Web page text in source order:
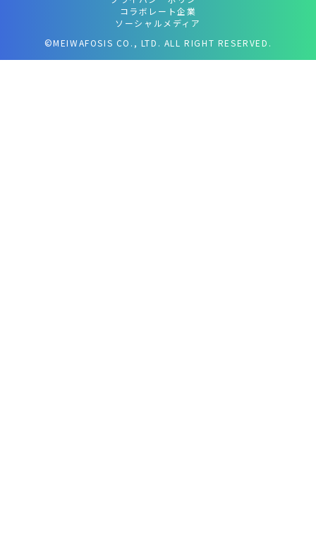
コラボレート企業
ソーシャルメディア
©MEIWAFOSIS CO., LTD. ALL RIGHT RESERVED.